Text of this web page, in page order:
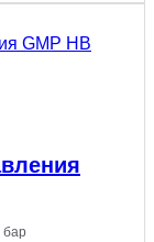
бар